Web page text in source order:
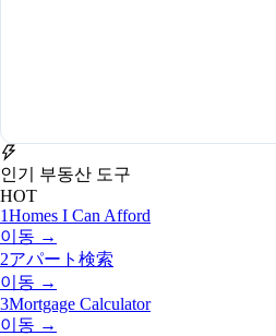
인기 부동산 도구
HOT
1Homes I Can Afford
이동 →
2アパート検索
이동 →
3Mortgage Calculator
이동 →